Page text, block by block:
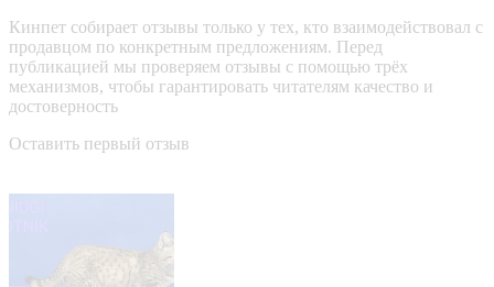
Кинпет собирает отзывы только у тех, кто взаимодействовал с
продавцом по конкретным предложениям. Перед
публикацией мы проверяем отзывы с помощью трёх
механизмов, чтобы гарантировать читателям качество и
достоверность
Оставить первый отзыв